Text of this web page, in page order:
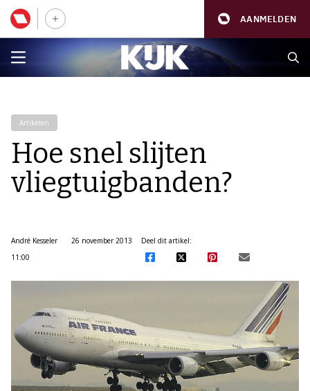
AANMELDEN
Artikelen
Hoe snel slijten
vliegtuigbanden?
André Kesseler
26 november 2013
11:00
Deel dit artikel: